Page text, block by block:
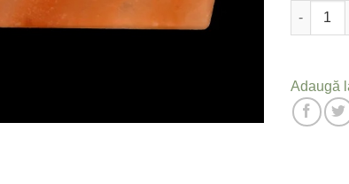
Cantitate
Adaugă